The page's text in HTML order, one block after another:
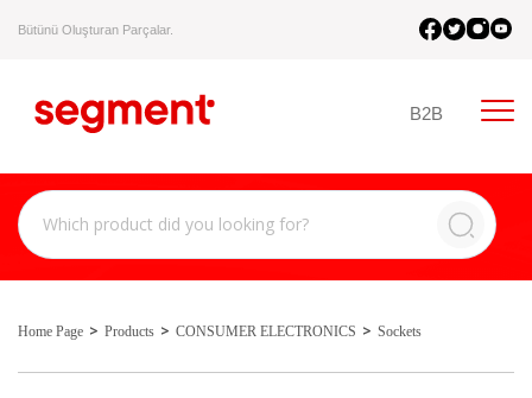
Bütünü Oluşturan Parçalar.
B2B
Home Page Products CONSUMER ELECTRONICS Sockets